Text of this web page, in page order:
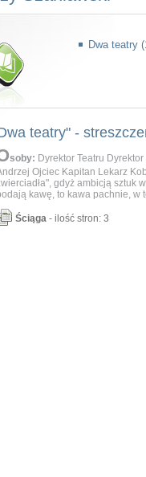
Dwa teatry
teatry" -
soby: Dyrektor Teatru
Ojciec Kapitan Lekarz
gdyż ambicją sztuk
kawę, to kawa pachnie, w
Ściąga - ilość stron: 3